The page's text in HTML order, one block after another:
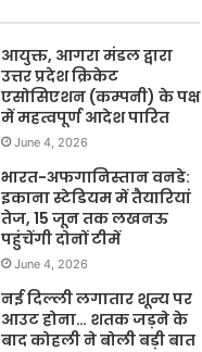
आयुक्त, आगरा मंडल द्वारा
उत्तर प्रदेश क्रिकेट
एसोसिएशन (कम्पनी) के पक्ष
में महत्वपूर्ण आदेश पारित
June 4, 2026
भारत-अफगानिस्तान वनडे:
इकाना स्टेडियम में तैयारियां
तेज, 15 जून तक लखनऊ
पहुंचेंगी दोनों टीमें
June 4, 2026
नई दिल्ली लगातार शून्य पर
आउट होना… शतक जड़ने के
बाद कोहली ने बोली बड़ी बात